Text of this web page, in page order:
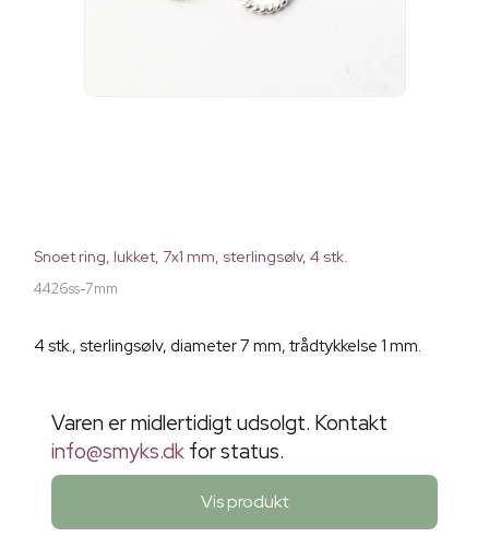
Snoet ring, lukket, 7x1 mm, sterlingsølv, 4 stk.
4426ss-7mm
4 stk., sterlingsølv, diameter 7 mm, trådtykkelse 1 mm.
Varen er midlertidigt udsolgt. Kontakt
info@smyks.dk for status.
Vis produkt